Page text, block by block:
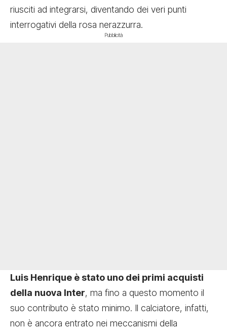
riusciti ad integrarsi, diventando dei veri punti
interrogativi della rosa nerazzurra.
Pubblicità
Luis Henrique è stato uno dei primi acquisti
della nuova Inter, ma fino a questo momento il
suo contributo è stato minimo. Il calciatore, infatti,
non è ancora entrato nei meccanismi della